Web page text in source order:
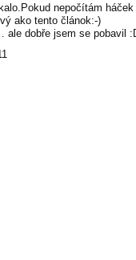
nepočítám
ako tento článok:-)
dobře jsem se pobavil